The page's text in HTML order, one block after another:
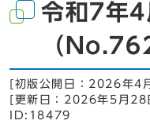
令和7年
（
[初版公開日： 2026年4
[更新日： 2026年5月28
ID:18479